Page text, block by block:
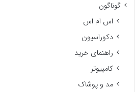
گوناگون
اس ام اس
دکوراسیون
راهنمای خرید
کامپیوتر
مد و پوشاک